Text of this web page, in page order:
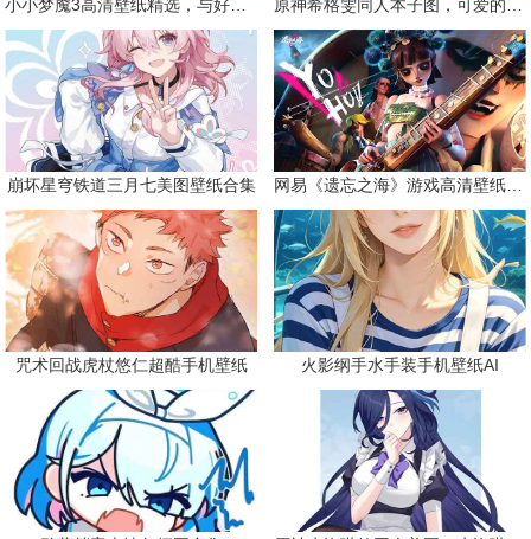
小小梦魇3高清壁纸精选，与好友一同面对恐惧 原神希格雯同人本子图，可爱的双马尾
崩坏星穹铁道三月七美图壁纸合集 网易《遗忘之海》游戏高清壁纸精选
咒术回战虎杖悠仁超酷手机壁纸 火影纲手水手装手机壁纸AI